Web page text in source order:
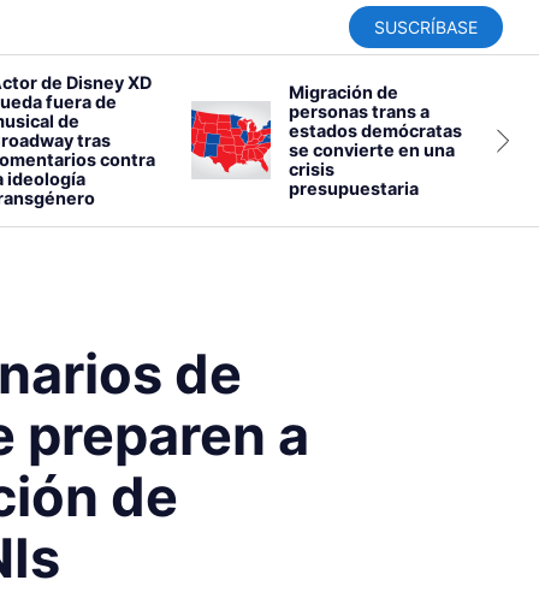
SUSCRÍBASE
de Disney XD
fuera de
de
tras
contra
ideología
Migración de
personas trans a
estados demócratas
se convierte en una
crisis
presupuestaria
de
preparen a
de